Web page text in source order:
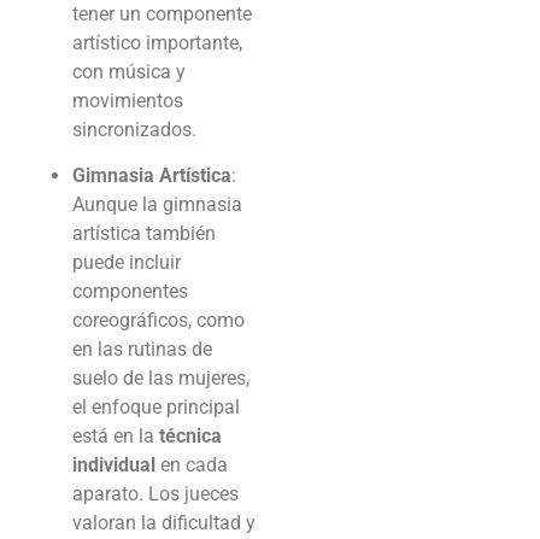
tener un componente
artístico importante,
con música y
movimientos
sincronizados.
Gimnasia Artística:
Aunque la gimnasia
artística también
puede incluir
componentes
coreográficos, como
en las rutinas de
suelo de las mujeres,
el enfoque principal
está en la técnica
individual en cada
aparato. Los jueces
valoran la dificultad y